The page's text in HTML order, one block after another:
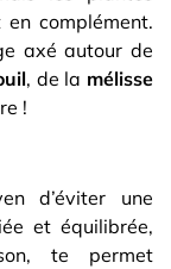
complément.
axé autour de
, de la mélisse
!
d’éviter une
et équilibrée,
te permet